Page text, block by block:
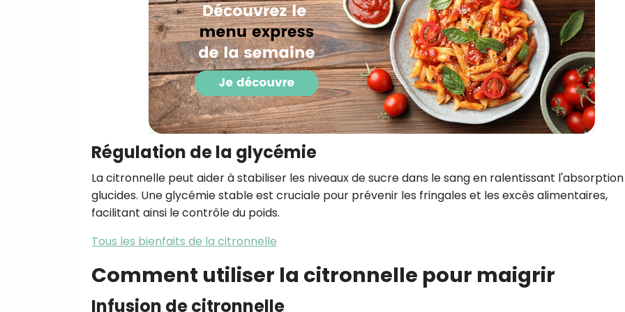
Régulation de la glycémie
La citronnelle peut aider à stabiliser les niveaux de sucre dans le sang en ralentissant
glucides. Une glycémie stable est cruciale pour prévenir les fringales et les excès alimentaires,
facilitant ainsi le contrôle du poids.
Tous les bienfaits de la citronnelle
Comment utiliser la citronnelle pour maigrir
Infusion de citronnelle